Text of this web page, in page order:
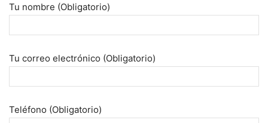
Tu nombre (Obligatorio)
Tu correo electrónico (Obligatorio)
Teléfono (Obligatorio)